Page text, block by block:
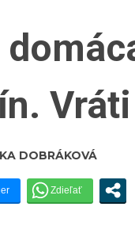
DOBRÁKOVÁ